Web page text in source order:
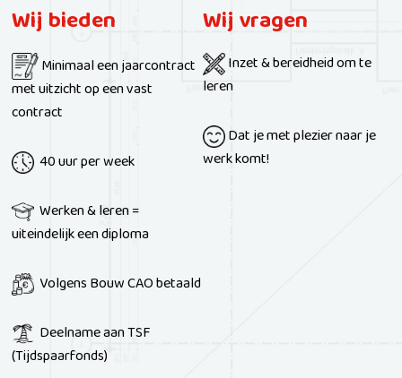
Wij bieden
Minimaal een jaarcontract
met uitzicht op een vast
contract
40 uur per week
Werken & leren =
uiteindelijk een diploma
Volgens Bouw CAO betaald
Deelname aan TSF
(Tijdspaarfonds)
Wij vragen
Inzet & bereidheid om te
leren
Dat je met plezier naar je
werk komt!